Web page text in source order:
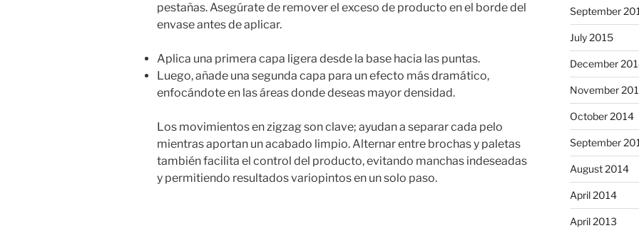
pestañas. Asegúrate de remover el exceso de producto en el borde del
envase antes de aplicar.
Aplica una primera capa ligera desde la base hacia las puntas.
Luego, añade una segunda capa para un efecto más dramático,
enfocándote en las áreas donde deseas mayor densidad.
Los movimientos en zigzag son clave; ayudan a separar cada pelo
mientras aportan un acabado limpio. Alternar entre brochas y paletas
también facilita el control del producto, evitando manchas indeseadas
y permitiendo resultados variopintos en un solo paso.
September
July 2015
December
November
October 2014
September
August 2014
April 2014
April 2013